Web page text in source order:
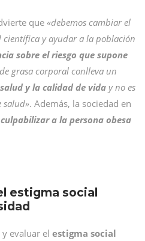
que «debemos cambiar el
y ayudar a la población
sobre el riesgo que supone
grasa corporal conlleva un
y la calidad de vida y no es
salud». Además, la sociedad en
a la persona obesa
estigma social
evaluar el estigma social